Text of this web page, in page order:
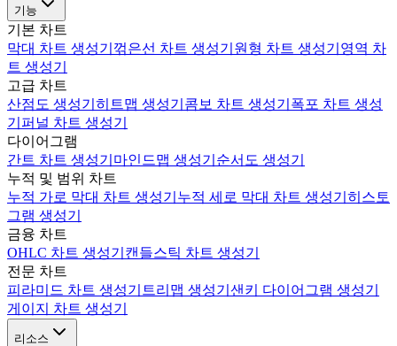
기능
기본 차트
막대 차트 생성기 꺾은선 차트 생성기 원형 차트 생성기 영역 차
트 생성기
고급 차트
산점도 생성기 히트맵 생성기 콤보 차트 생성기 폭포 차트 생성
기 퍼널 차트 생성기
다이어그램
간트 차트 생성기 마인드맵 생성기 순서도 생성기
누적 및 범위 차트
누적 가로 막대 차트 생성기 누적 세로 막대 차트 생성기 히스토
그램 생성기
금융 차트
OHLC 차트 생성기 캔들스틱 차트 생성기
전문 차트
피라미드 차트 생성기 트리맵 생성기 샌키 다이어그램 생성기
게이지 차트 생성기
리소스